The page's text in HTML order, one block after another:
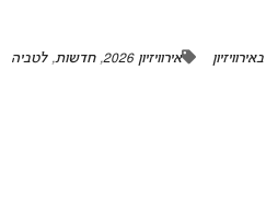
אירוויזיון 2026 ,חדשות,לטביה